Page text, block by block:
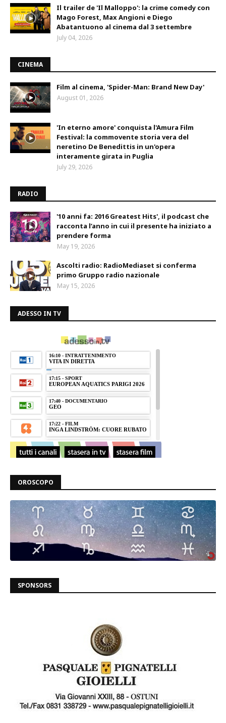
Il trailer de 'Il Malloppo': la crime comedy con
Mago Forest, Max Angioni e Diego
Abatantuono al cinema dal 3 settembre
July 04, 2026
CINEMA
Film al cinema, 'Spider-Man: Brand New Day'
August 01, 2026
'In eterno amore' conquista l'Amura Film
Festival: la commovente storia vera del
neretino De Benedittis in un'opera
interamente girata in Puglia
July 29, 2026
RADIO
'10 anni fa: 2016 Greatest Hits', il podcast che
racconta l’anno in cui il presente ha iniziato a
prendere forma
May 19, 2026
Ascolti radio: RadioMediaset si conferma
primo Gruppo radio nazionale
May 15, 2026
ADESSO IN TV
OROSCOPO
SPONSORS